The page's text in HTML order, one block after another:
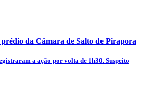
da Câmara de Salto de Pirapora
a ação por volta de 1h30. Suspeito